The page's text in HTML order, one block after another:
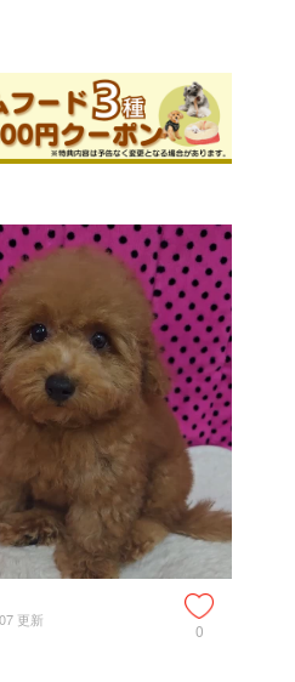
とされる時獣医による治
、死亡は保証致しません
場合はありますが、ご
更新
0